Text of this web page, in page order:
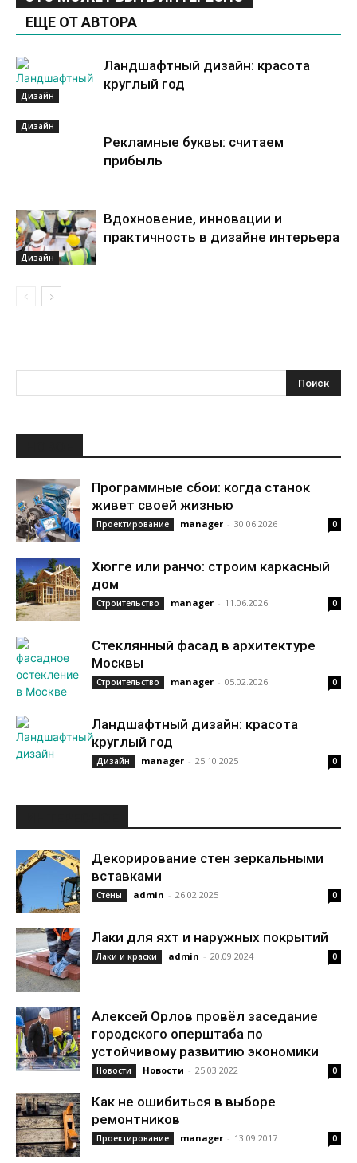
ЕЩЕ ОТ АВТОРА
Дизайн
Ландшафтный дизайн: красота
круглый год
Дизайн
Рекламные буквы: считаем
прибыль
Дизайн
Вдохновение, инновации и
практичность в дизайне интерьера
Программные сбои: когда станок
живет своей жизнью
Проектирование manager - 30.06.2026 0
Хюгге или ранчо: строим каркасный
дом
Строительство manager - 11.06.2026 0
Стеклянный фасад в архитектуре
Москвы
Строительство manager - 05.02.2026 0
Ландшафтный дизайн: красота
круглый год
Дизайн manager - 25.10.2025 0
Декорирование стен зеркальными
вставками
Стены admin - 26.02.2025 0
Лаки для яхт и наружных покрытий
Лаки и краски admin - 20.09.2024 0
Алексей Орлов провёл заседание
городского оперштаба по
устойчивому развитию экономики
Новости Новости - 25.03.2022 0
Как не ошибиться в выборе
ремонтников
Проектирование manager - 13.09.2017 0